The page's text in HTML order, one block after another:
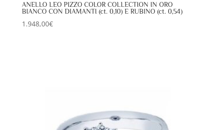
ANELLO LEO PIZZO COLOR COLLECTION IN ORO
BIANCO CON DIAMANTI (ct. 0,10) E RUBINO (ct. 0,54)
1.948,00€